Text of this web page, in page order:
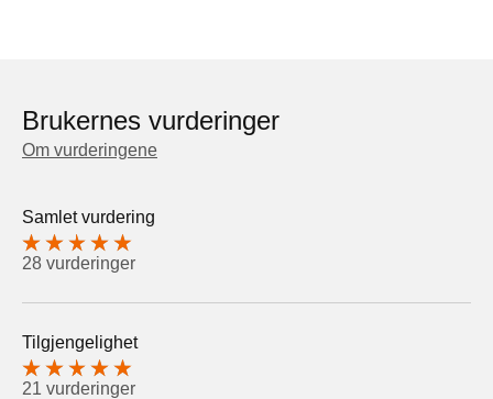
Brukernes vurderinger
Om vurderingene
Samlet vurdering
28 vurderinger
Tilgjengelighet
21 vurderinger